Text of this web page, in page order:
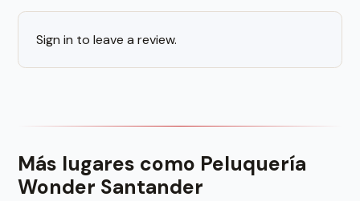
Sign in to leave a review.
Más lugares como Peluquería
Wonder Santander